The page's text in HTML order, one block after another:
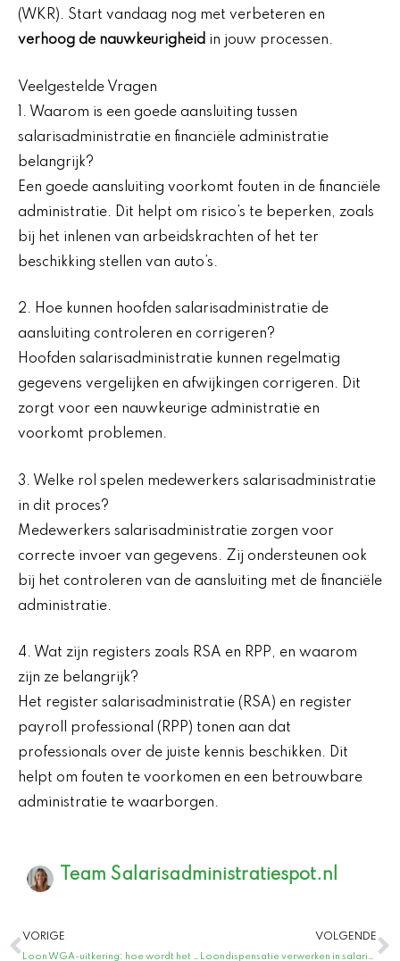
(WKR). Start vandaag nog met verbeteren en
verhoog de nauwkeurigheid in jouw processen.
Veelgestelde Vragen
1. Waarom is een goede aansluiting tussen
salarisadministratie en financiële administratie
belangrijk?
Een goede aansluiting voorkomt fouten in de financiële
administratie. Dit helpt om risico’s te beperken, zoals
bij het inlenen van arbeidskrachten of het ter
beschikking stellen van auto’s.
2. Hoe kunnen hoofden salarisadministratie de
aansluiting controleren en corrigeren?
Hoofden salarisadministratie kunnen regelmatig
gegevens vergelijken en afwijkingen corrigeren. Dit
zorgt voor een nauwkeurige administratie en
voorkomt problemen.
3. Welke rol spelen medewerkers salarisadministratie
in dit proces?
Medewerkers salarisadministratie zorgen voor
correcte invoer van gegevens. Zij ondersteunen ook
bij het controleren van de aansluiting met de financiële
administratie.
4. Wat zijn registers zoals RSA en RPP, en waarom
zijn ze belangrijk?
Het register salarisadministratie (RSA) en register
payroll professional (RPP) tonen aan dat
professionals over de juiste kennis beschikken. Dit
helpt om fouten te voorkomen en een betrouwbare
administratie te waarborgen.
Team Salarisadministratiespot.nl
Vorige
VORIGE VOLGENDE